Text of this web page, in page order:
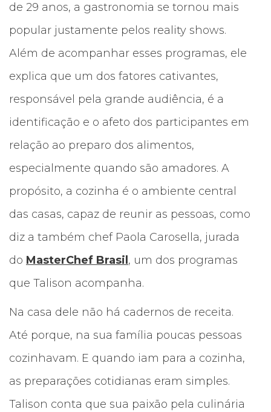
de 29 anos, a gastronomia se tornou mais
popular justamente pelos reality shows.
Além de acompanhar esses programas, ele
explica que um dos fatores cativantes,
responsável pela grande audiência, é a
identificação e o afeto dos participantes em
relação ao preparo dos alimentos,
especialmente quando são amadores. A
propósito, a cozinha é o ambiente central
das casas, capaz de reunir as pessoas, como
diz a também chef Paola Carosella, jurada
do MasterChef Brasil, um dos programas
que Talison acompanha.
Na casa dele não há cadernos de receita.
Até porque, na sua família poucas pessoas
cozinhavam. E quando iam para a cozinha,
as preparações cotidianas eram simples.
Talison conta que sua paixão pela culinária